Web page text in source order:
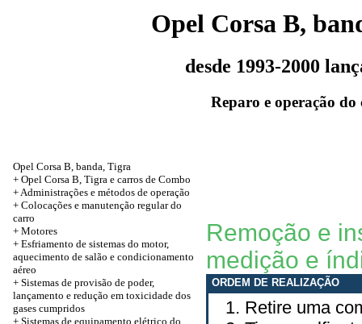
Opel Corsa B,
desde 1993-2000
Reparo e operação do
Opel Corsa B, banda, Tigra
+ Opel Corsa B, Tigra e carros de Combo
+ Administrações e métodos de operação
+ Colocações e manutenção regular do
carro
+ Motores
+ Esfriamento de sistemas do motor,
aquecimento de salão e condicionamento
aéreo
+ Sistemas de provisão de poder,
lançamento e redução em toxicidade dos
gases cumpridos
+ Sistemas de equipamento elétrico do
Remoção e
medição e
ORDEM DE REALIZAÇÃO
Retire uma